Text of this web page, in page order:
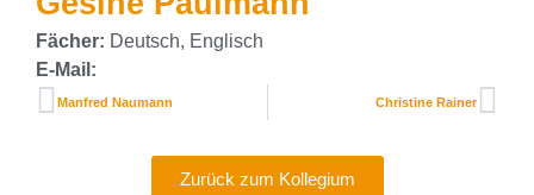
Fächer: Deutsch, Englisch
E-Mail:
Manfred Naumann Christine Rainer
Zurück zum Kollegium